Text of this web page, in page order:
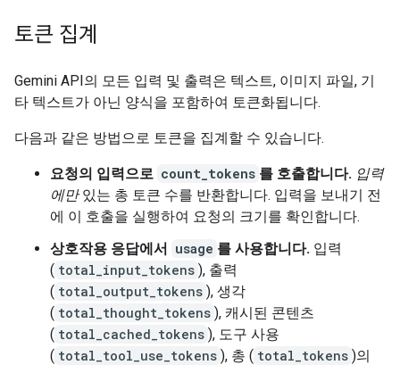
토큰 집계
Gemini API의 모든 입력 및 출력은 텍스트, 이미지 파일, 기
타 텍스트가 아닌 양식을 포함하여 토큰화됩니다.
다음과 같은 방법으로 토큰을 집계할 수 있습니다.
요청의 입력으로 count_tokens 를 호출합니다. 입력
에만있는 총 토큰 수를 반환합니다. 입력을 보내기 전
에 이 호출을 실행하여 요청의 크기를 확인합니다.
상호작용 응답에서 usage 를 사용합니다. 입력
( total_input_tokens ), 출력
( total_output_tokens ), 생각
( total_thought_tokens ), 캐시된 콘텐츠
( total_cached_tokens ), 도구 사용
( total_tool_use_tokens ), 총 ( total_tokens )의